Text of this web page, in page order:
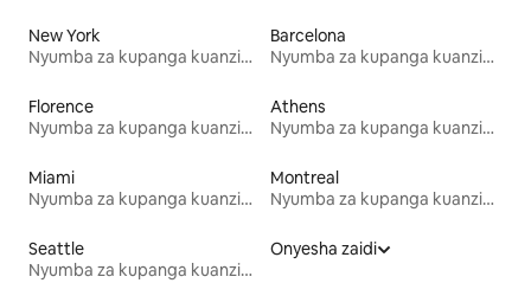
New York
Nyumba za kupanga kuanzia mwezi mmoja
Barcelona
Nyumba za kupanga kuanzia mwezi mmoja
Florence
Nyumba za kupanga kuanzia mwezi mmoja
Athens
Nyumba za kupanga kuanzia mwezi mmoja
Miami
Nyumba za kupanga kuanzia mwezi mmoja
Montreal
Nyumba za kupanga kuanzia mwezi mmoja
Seattle
Nyumba za kupanga kuanzia mwezi mmoja
Onyesha zaidi